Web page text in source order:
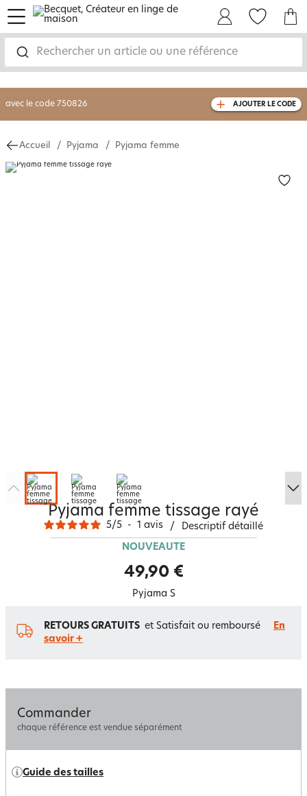
Rechercher un article ou une référence
menu
-30% sur votre commandedès 2 articles
livraison GRATUITEdès 110€ d'achat
avec le code 750826 AJOUTER LE CODE
Accueil Pyjama Pyjama femme
Pyjama femme tissage rayé
5/5 - 1 avis / Descriptif détaillé
NOUVEAUTÉ
49,90 €
Pyjama S
RETOURS GRATUITS et Satisfait ou remboursé
En
savoir +
Commander
chaque référence est vendue séparément
Guide des tailles